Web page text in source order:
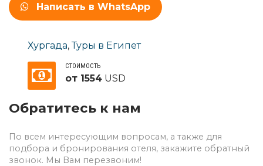
Написать в WhatsApp
Хургада,Туры в Египет
СТОИМОСТЬ
от 1554 USD
Обратитесь к нам
По всем интересующим вопросам, а также для
подбора и бронирования отеля, закажите обратный
звонок. Мы Вам перезвоним!